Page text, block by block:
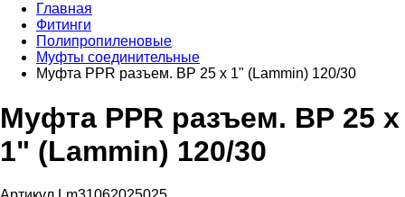
Главная
Фитинги
Полипропиленовые
Муфты соединительные
Муфта PPR разъем. ВР 25 х 1" (Lammin) 120/30
Муфта PPR разъем. ВР 25 х
1" (Lammin) 120/30